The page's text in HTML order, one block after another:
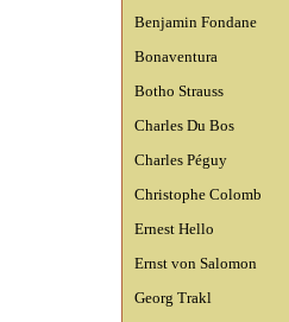
Benjamin Fondane
Bonaventura
Botho Strauss
Charles Du Bos
Charles Péguy
Christophe Colomb
Ernest Hello
Ernst von Salomon
Georg Trakl